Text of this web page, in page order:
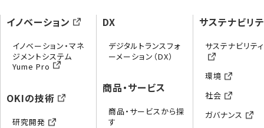
イノベーション
イノベーション・マネ
ジメントシステム
Yume Pro
OKIの技術
研究開発
DX
デジタルトランスフォ
ーメーション（DX）
商品・サービス
商品・サービスから探
す
サステナビリ
サステナビリテ
環境
社会
ガバナンス